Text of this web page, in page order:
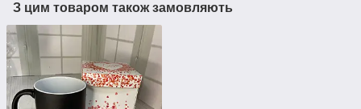
З цим товаром також замовляють